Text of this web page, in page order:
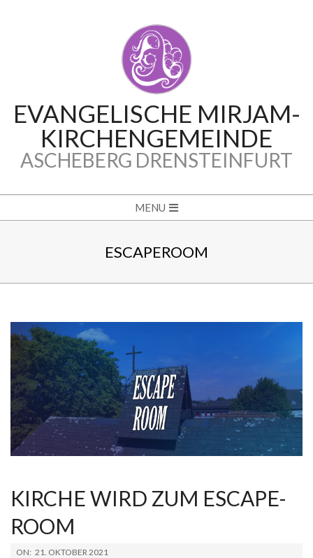
EVANGELISCHE MIRJAM-
KIRCHENGEMEINDE
ASCHEBERG DRENSTEINFURT
Navigation
MENU
ESCAPEROOM
KIRCHE WIRD ZUM ESCAPE-
ROOM
2021-
ON: 21. OKTOBER 2021